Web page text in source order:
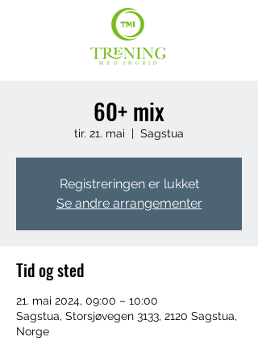
60+ mix
tir. 21. mai
  |
Sagstua
Registreringen er lukket
Se andre arrangementer
Tid og sted
21. mai 2024, 09:00 – 10:00
Sagstua, Storsjøvegen 3133, 2120 Sagstua,
Norge